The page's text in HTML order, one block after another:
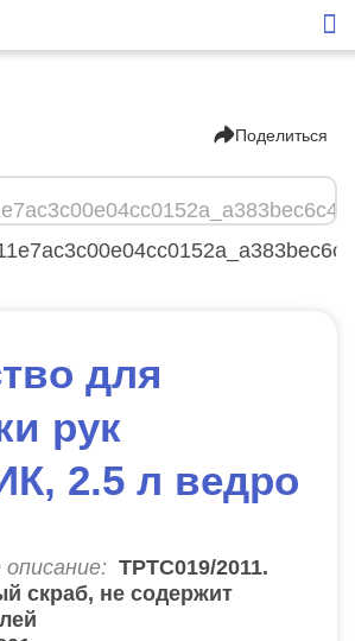
Поделиться
для
рук
2.5 л ведро
описание: ТРТС019/2011.
скраб, не содержит